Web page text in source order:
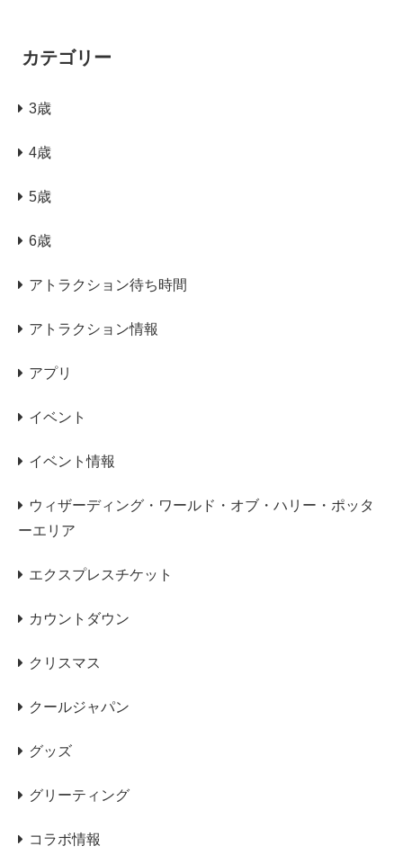
カテゴリー
3歳
4歳
5歳
6歳
アトラクション待ち時間
アトラクション情報
アプリ
イベント
イベント情報
ウィザーディング・ワールド・オブ・ハリー・ポッタ
ーエリア
エクスプレスチケット
カウントダウン
クリスマス
クールジャパン
グッズ
グリーティング
コラボ情報